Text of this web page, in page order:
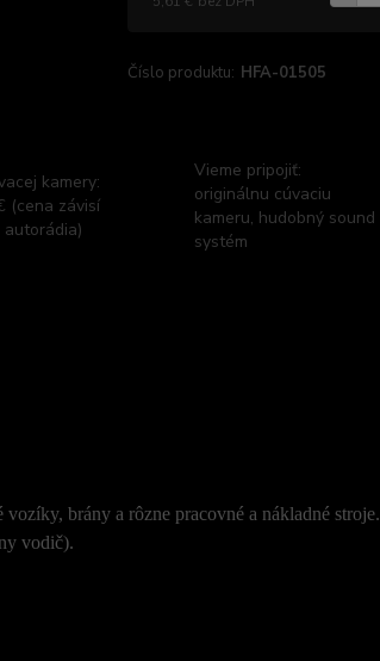
Číslo produktu: HFA-01505
kamery:
(cena závisí
Vieme pripojiť:
originálnu cúvaciu
kameru, hudobný sound
systém
brány a rôzne pracovné a nákladné stroje.
vodič).